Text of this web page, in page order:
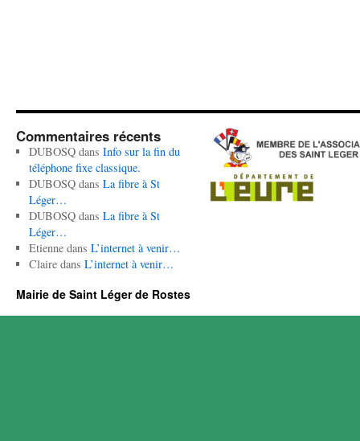
Commentaires récents
DUBOSQdans Info sur la fin du
téléphone fixe classique.
DUBOSQdans La fibre à St
Léger…
DUBOSQdans La fibre à St
Léger…
Etiennedans L’internet à venir…
Clairedans L’internet à venir…
Mairie de Saint Léger de Rostes